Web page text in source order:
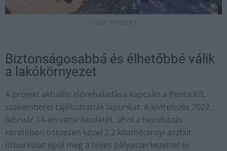
Fotók: Penta Kft.
Biztonságosabbá és élhetőbbé válik
a lakókörnyezet
A projekt aktuális előrehaladása kapcsán a Penta Kft.
szakemberei tájékoztatták lapunkat. A kivitelezés 2022.
február 14-én vette kezdetét, ahol a beruházás
keretében összesen közel 2,2 kilométernyi aszfalt
útburkolat épül meg a teljes pályaszerkezettel és